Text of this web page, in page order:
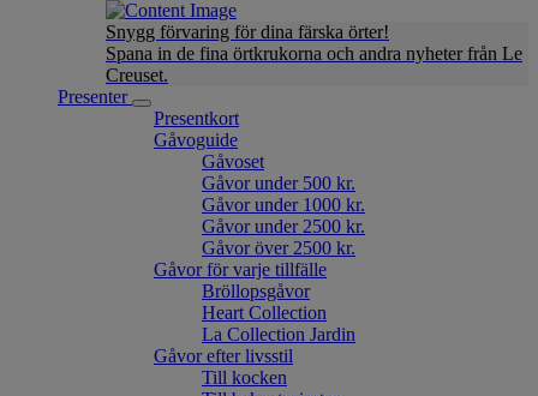
Snygg förvaring för dina färska örter!
Spana in de fina örtkrukorna och andra nyheter från Le
Creuset.
Presenter
Presentkort
Gåvoguide
Gåvoset
Gåvor under 500 kr.
Gåvor under 1000 kr.
Gåvor under 2500 kr.
Gåvor över 2500 kr.
Gåvor för varje tillfälle
Bröllopsgåvor
Heart Collection
La Collection Jardin
Gåvor efter livsstil
Till kocken